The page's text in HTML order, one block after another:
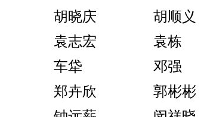
胡晓庆 胡顺义
袁志宏 袁栋
车牮 邓强
郑卉欣 郭彬彬